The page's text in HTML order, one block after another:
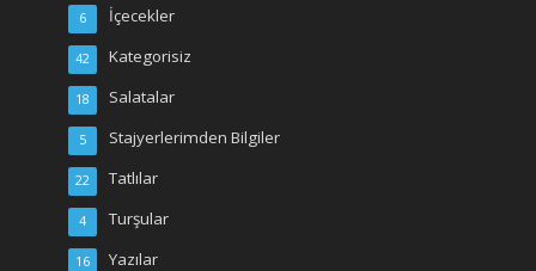
İçecekler
6
Kategorisiz
42
Salatalar
18
Stajyerlerimden Bilgiler
5
Tatlılar
22
Turşular
4
Yazılar
16